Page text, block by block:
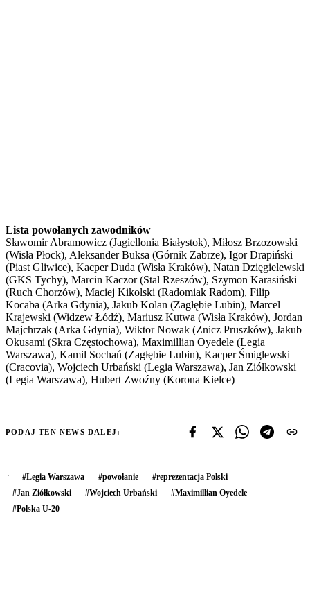
Lista powołanych zawodników
Sławomir Abramowicz (Jagiellonia Białystok), Miłosz Brzozowski
(Wisła Płock), Aleksander Buksa (Górnik Zabrze), Igor Drapiński
(Piast Gliwice), Kacper Duda (Wisła Kraków), Natan Dzięgielewski
(GKS Tychy), Marcin Kaczor (Stal Rzeszów), Szymon Karasiński
(Ruch Chorzów), Maciej Kikolski (Radomiak Radom), Filip
Kocaba (Arka Gdynia), Jakub Kolan (Zagłębie Lubin), Marcel
Krajewski (Widzew Łódź), Mariusz Kutwa (Wisła Kraków), Jordan
Majchrzak (Arka Gdynia), Wiktor Nowak (Znicz Pruszków), Jakub
Okusami (Skra Częstochowa), Maximillian Oyedele (Legia
Warszawa), Kamil Sochań (Zagłębie Lubin), Kacper Śmiglewski
(Cracovia), Wojciech Urbański (Legia Warszawa), Jan Ziółkowski
(Legia Warszawa), Hubert Zwoźny (Korona Kielce)
PODAJ TEN NEWS DALEJ:
#Legia Warszawa #powołanie #reprezentacja Polski
#Jan Ziółkowski #Wojciech Urbański #Maximillian Oyedele
#Polska U-20